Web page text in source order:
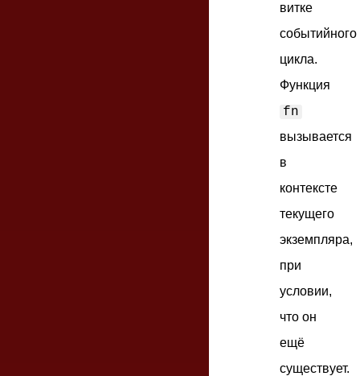
витке
событийного
цикла.
Функция
fn
вызывается
в
контексте
текущего
экземпляра,
при
условии,
что он
ещё
существует.